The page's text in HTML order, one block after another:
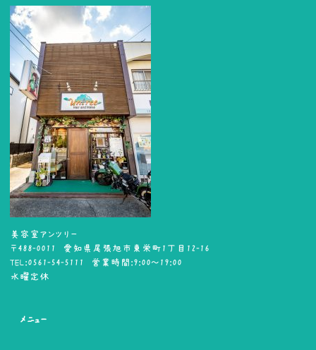
美容室アンツリー
〒488-0011 愛知県尾張旭市東栄町1丁目12-16
TEL:0561-54-5111 営業時間:9:00～19:00
水曜定休
メニュー